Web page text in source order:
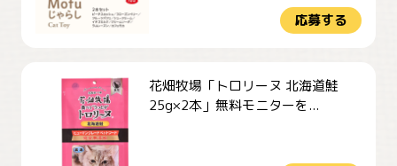
応募する
花畑牧場「トロリーヌ 北海道鮭
25g×2本」無料モニターを...